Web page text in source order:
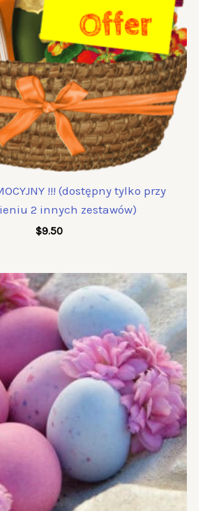
!!! (dostępny tylko przy
2 innych zestawów)
$9.50